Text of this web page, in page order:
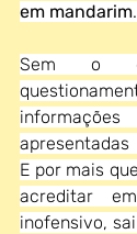
em mandarim.
Sem o
apresentadas
E por mais
acreditar
inofensivo,